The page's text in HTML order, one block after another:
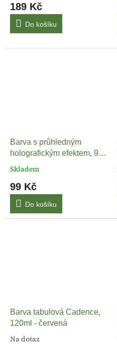
189 Kč
Do košíku
Barva s průhledným
holografickým efektem, 90
ml
Skladem
99 Kč
Do košíku
Barva tabulová Cadence,
120ml - červená
Na dotaz